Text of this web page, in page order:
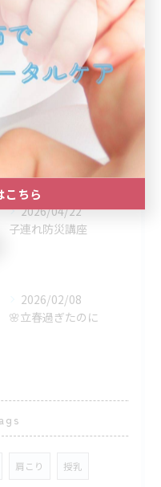
Recent
2026/05/12
まだ間に合います！
2026/04/22
子連れ防災講座
2026/02/08
🌸立春過ぎたのに
肩こり 授乳
こちら
こちら